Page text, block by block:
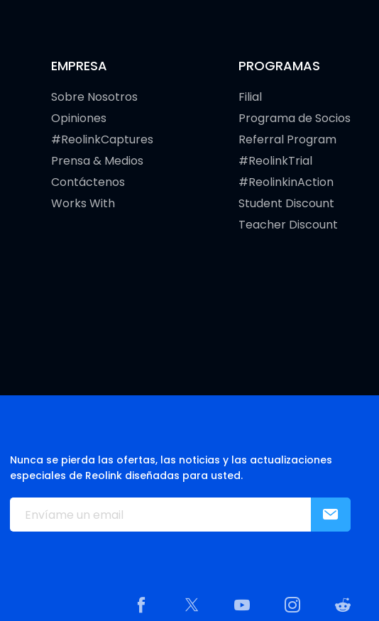
EMPRESA
Sobre Nosotros
Opiniones
#ReolinkCaptures
Prensa & Medios
Contáctenos
Works With
PROGRAMAS
Filial
Programa de Socios
Referral Program
#ReolinkTrial
#ReolinkinAction
Student Discount
Teacher Discount
Nunca se pierda las ofertas, las noticias y las actualizaciones
especiales de Reolink diseñadas para usted.